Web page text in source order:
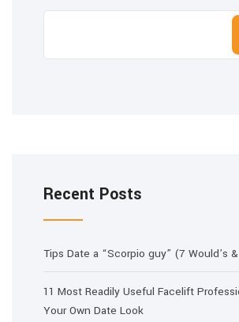
Recent Posts
Tips Date a “Scorpio guy” (7 Would’s
11 Most Readily Useful Facelift
Your Own Date Look